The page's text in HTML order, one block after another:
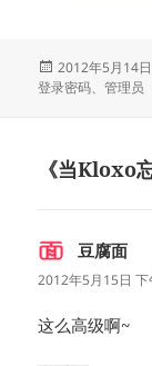
发
布
2012年5月14日
登录密码、管理员
《当Kloxo
豆腐面
道
2012年5月15日 下
这么高级啊~